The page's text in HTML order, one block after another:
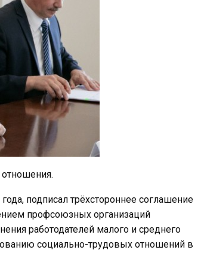
подписал трёхстороннее соглашение
профсоюзных организаций
работодателей малого и среднего
социально-трудовых отношений в